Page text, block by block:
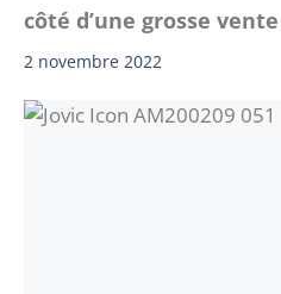
côté d’une grosse vente
2 novembre 2022